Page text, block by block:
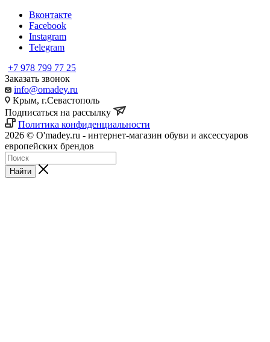
Вконтакте
Facebook
Instagram
Telegram
+7 978 799 77 25
Заказать звонок
info@omadey.ru
Крым, г.Севастополь
Подписаться на рассылку
Политика конфиденциальности
2026 © O'madey.ru - интернет-магазин обуви и аксессуаров
европейских брендов
Найти